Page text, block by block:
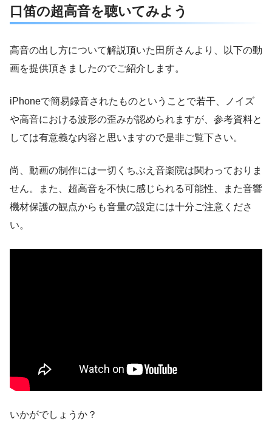
口笛の超高音を聴いてみよう
高音の出し方について解説頂いた田所さんより、以下の動
画を提供頂きましたのでご紹介します。
iPhoneで簡易録音されたものということで若干、ノイズ
や高音における波形の歪みが認められますが、参考資料と
しては有意義な内容と思いますので是非ご覧下さい。
尚、動画の制作には一切くちぶえ音楽院は関わっておりま
せん。また、超高音を不快に感じられる可能性、また音響
機材保護の観点からも音量の設定には十分ご注意くださ
い。
いかがでしょうか？